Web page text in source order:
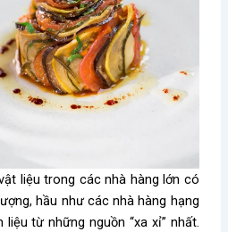
liệu trong các nhà hàng lớn có
hầu như các nhà hàng hạng
từ những nguồn “xa xỉ” nhất.